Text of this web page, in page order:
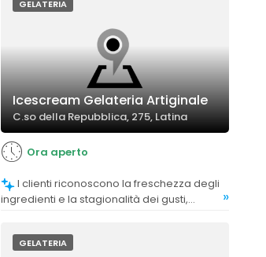
GELATERIA
Icescream Gelateria Artiginale
C.so della Repubblica, 275, Latina
Ora aperto
I clienti riconoscono la freschezza degli
ingredienti e la stagionalità dei gusti,
»
GELATERIA